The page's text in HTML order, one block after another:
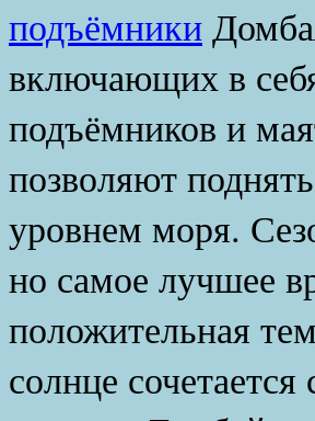
подъёмники
включающих в
подъёмников и
позволяют
уровнем моря.
но самое лучшее
положительная
солнце